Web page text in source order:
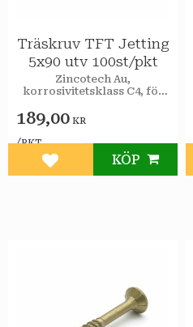
Träskruv TFT Jetting
5x90 utv 100st/pkt
Zincotech Au,
korrosivitetsklass C4, för
189,00 KR
/PKT
Lägg till i favoriter
KÖP